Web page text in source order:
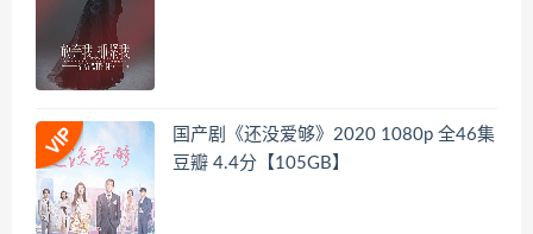
国产剧《还没爱够》2020 1080p 全46集
豆瓣 4.4分【105GB】